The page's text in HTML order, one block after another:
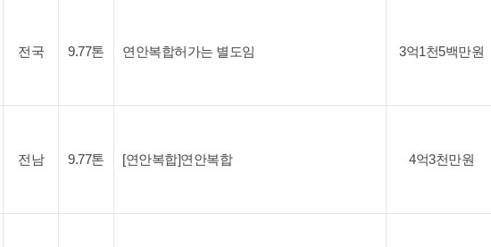
전국 9.77톤 연안복합허가는 별도임 3억1천5백만원
전남 9.77톤 [연안복합]연안복합 4억3천만원